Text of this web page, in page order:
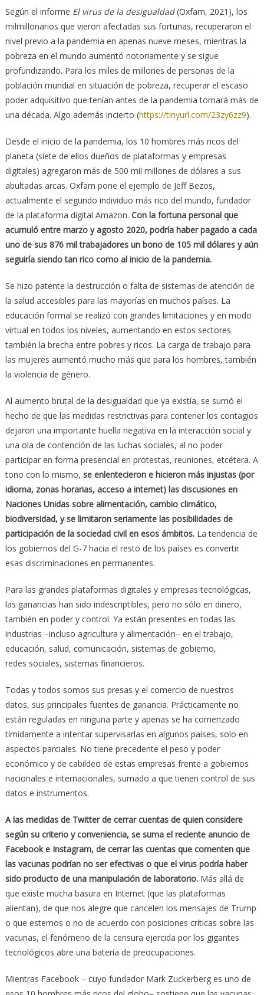
Según el informe El virus de la desigualdad(Oxfam, 2021), los
milmillonarios que vieron afectadas sus fortunas, recuperaron el
nivel previo a la pandemia en apenas nueve meses, mientras la
pobreza en el mundo aumentó notoriamente y se sigue
profundizando. Para los miles de millones de personas de la
población mundial en situación de pobreza, recuperar el escaso
poder adquisitivo que tenían antes de la pandemia tomará más de
una década. Algo además incierto (https://tinyurl.com/23zy6zz9).
Desde el inicio de la pandemia, los 10 hombres más ricos del
planeta (siete de ellos dueños de plataformas y empresas
digitales) agregaron más de 500 mil millones de dólares a sus
abultadas arcas. Oxfam pone el ejemplo de Jeff Bezos,
actualmente el segundo individuo más rico del mundo, fundador
de la plataforma digital Amazon. Con la fortuna personal que
acumuló entre marzo y agosto 2020, podría haber pagado a cada
uno de sus 876 mil trabajadores un bono de 105 mil dólares y aún
seguiría siendo tan rico como al inicio de la pandemia.
Se hizo patente la destrucción o falta de sistemas de atención de
la salud accesibles para las mayorías en muchos países. La
educación formal se realizó con grandes limitaciones y en modo
virtual en todos los niveles, aumentando en estos sectores
también la brecha entre pobres y ricos. La carga de trabajo para
las mujeres aumentó mucho más que para los hombres, también
la violencia de género.
Al aumento brutal de la desigualdad que ya existía, se sumó el
hecho de que las medidas restrictivas para contener los contagios
dejaron una importante huella negativa en la interacción social y
una ola de contención de las luchas sociales, al no poder
participar en forma presencial en protestas, reuniones, etcétera. A
tono con lo mismo, se enlentecieron e hicieron más injustas (por
idioma, zonas horarias, acceso a internet) las discusiones en
Naciones Unidas sobre alimentación, cambio climático,
biodiversidad, y se limitaron seriamente las posibilidades de
participación de la sociedad civil en esos ámbitos.La tendencia de
los gobiernos del G-7 hacia el resto de los países es convertir
esas discriminaciones en permanentes.
Para las grandes plataformas digitales y empresas tecnológicas,
las ganancias han sido indescriptibles, pero no sólo en dinero,
también en poder y control. Ya están presentes en todas las
industrias –incluso agricultura y alimentación– en el trabajo,
educación, salud, comunicación, sistemas de gobierno,
redes sociales, sistemas financieros.
Todas y todos somos sus presas y el comercio de nuestros
datos, sus principales fuentes de ganancia. Prácticamente no
están reguladas en ninguna parte y apenas se ha comenzado
tímidamente a intentar supervisarlas en algunos países, solo en
aspectos parciales. No tiene precedente el peso y poder
económico y de cabildeo de estas empresas frente a gobiernos
nacionales e internacionales, sumado a que tienen control de sus
datos e instrumentos.
A las medidas de Twitter de cerrar cuentas de quien considere
según su criterio y conveniencia, se suma el reciente anuncio de
Facebook e Instagram, de cerrar las cuentas que comenten que
las vacunas podrían no ser efectivas o que el virus podría haber
sido producto de una manipulación de laboratorio.Más allá de
que existe mucha basura en Internet (que las plataformas
alientan), de que nos alegre que cancelen los mensajes de Trump
o que estemos o no de acuerdo con posiciones críticas sobre las
vacunas, el fenómeno de la censura ejercida por los gigantes
tecnológicos abre una batería de preocupaciones.
Mientras Facebook – cuyo fundador Mark Zuckerberg es uno de